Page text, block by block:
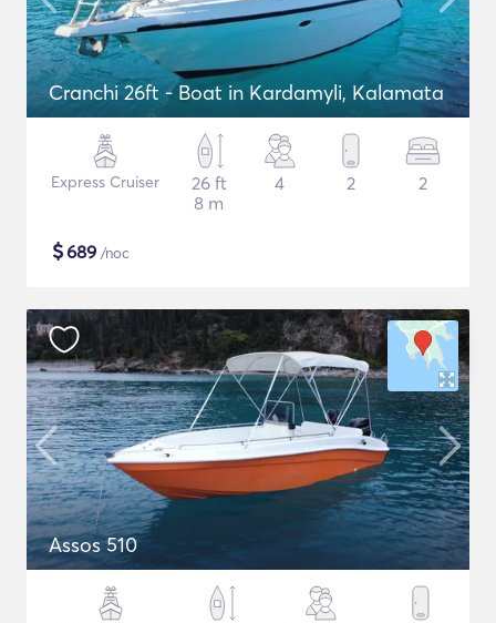
Cranchi 26ft - Boat in Kardamyli, Kalamata
Express Cruiser
26 ft
8 m
4 2 2
$689 /noc
Assos 510